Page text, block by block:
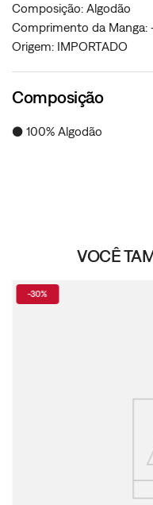
Composição: Algodão
Comprimento da Manga:
Origem: IMPORTADO
Composição
● 100% Algodão
VOCÊ
-30%